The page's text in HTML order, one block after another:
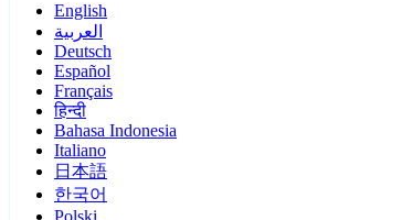
English
العربية
Deutsch
Español
Français
हिन्दी
Bahasa Indonesia
Italiano
日本語
한국어